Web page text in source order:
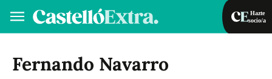
Hazte
socio/a
Fernando Navarro